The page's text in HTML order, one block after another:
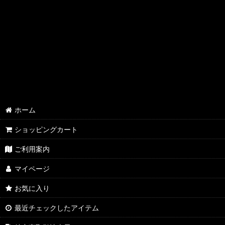
ホーム
ショッピングカート
ご利用案内
マイページ
お気に入り
最近チェックしたアイテム